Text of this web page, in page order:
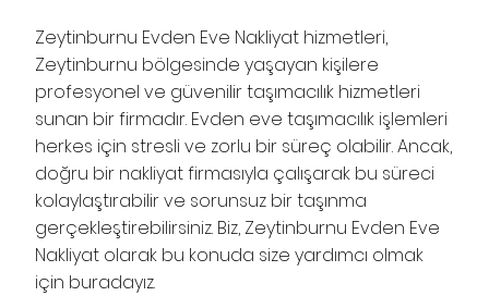
Zeytinburnu Evden Eve Nakliyat hizmetleri,
Zeytinburnu bölgesinde yaşayan kişilere
profesyonel ve güvenilir taşımacılık hizmetleri
sunan bir firmadır. Evden eve taşımacılık işlemleri
herkes için stresli ve zorlu bir süreç olabilir. Ancak,
doğru bir nakliyat firmasıyla çalışarak bu süreci
kolaylaştırabilir ve sorunsuz bir taşınma
gerçekleştirebilirsiniz. Biz, Zeytinburnu Evden Eve
Nakliyat olarak bu konuda size yardımcı olmak
için buradayız.